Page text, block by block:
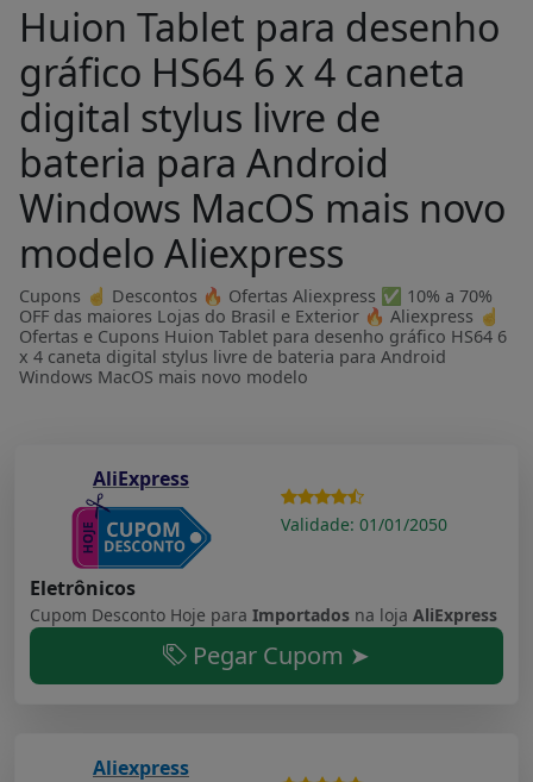
Huion Tablet para desenho
gráfico HS64 6 x 4 caneta
digital stylus livre de
bateria para Android
Windows MacOS mais novo
modelo Aliexpress
Cupons ☝ Descontos 🔥 Ofertas Aliexpress ✅ 10% a 70%
OFF das maiores Lojas do Brasil e Exterior 🔥 Aliexpress ☝
Ofertas e Cupons Huion Tablet para desenho gráfico HS64 6
x 4 caneta digital stylus livre de bateria para Android
Windows MacOS mais novo modelo
AliExpress
Validade: 01/01/2050
Eletrônicos
Cupom Desconto Hoje para Importados na loja AliExpress
Pegar Cupom ➤
Aliexpress